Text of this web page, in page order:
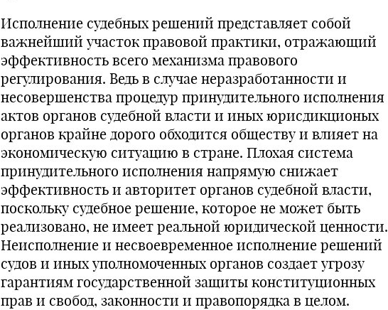
Исполнение судебных решений представляет собой
важнейший участок правовой практики, отражающий
эффективность всего механизма правового
регулирования. Ведь в случае неразработанности и
несовершенства процедур принудительного исполнения
актов органов судебной власти и иных юрисдикционых
органов крайне дорого обходится обществу и влияет на
экономическую ситуацию в стране. Плохая система
принудительного исполнения напрямую снижает
эффективность и авторитет органов судебной власти,
поскольку судебное решение, которое не может быть
реализовано, не имеет реальной юридической ценности.
Неисполнение и несвоевременное исполнение решений
судов и иных уполномоченных органов создает угрозу
гарантиям государственной защиты конституционных
прав и свобод, законности и правопорядка в целом.